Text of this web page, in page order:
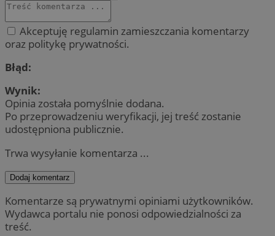
Akceptuję regulamin zamieszczania komentarzy
oraz politykę prywatności.
Błąd:
Wynik:
Opinia została pomyślnie dodana.
Po przeprowadzeniu weryfikacji, jej treść zostanie
udostępniona publicznie.
Trwa wysyłanie komentarza ...
Dodaj komentarz
Komentarze są prywatnymi opiniami użytkowników.
Wydawca portalu nie ponosi odpowiedzialności za
treść.